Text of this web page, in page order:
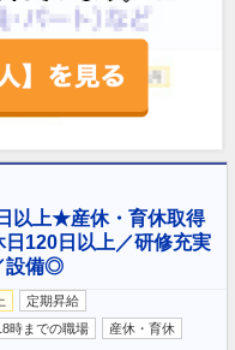
以上★産休・育休取得
120日以上／研修充実
設備◎
定期昇給
時までの職場
産休・育休